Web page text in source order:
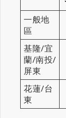
一般地
區
基隆/宜
蘭/南投/
屏東
花蓮/台
東